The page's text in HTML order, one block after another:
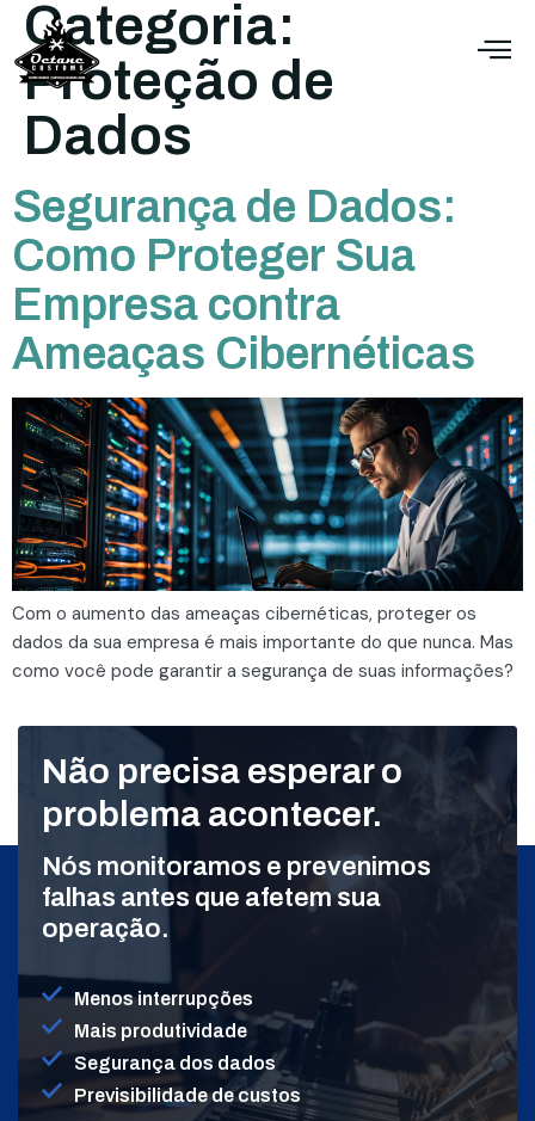
Categoria:
Proteção de
Dados
Segurança de Dados:
Como Proteger Sua
Empresa contra
Ameaças Cibernéticas
Com o aumento das ameaças cibernéticas, proteger os
dados da sua empresa é mais importante do que nunca. Mas
como você pode garantir a segurança de suas informações?
Não precisa esperar o
problema acontecer.
Nós monitoramos e prevenimos
falhas antes que afetem sua
operação.
Menos interrupções
Mais produtividade
Segurança dos dados
Previsibilidade de custos